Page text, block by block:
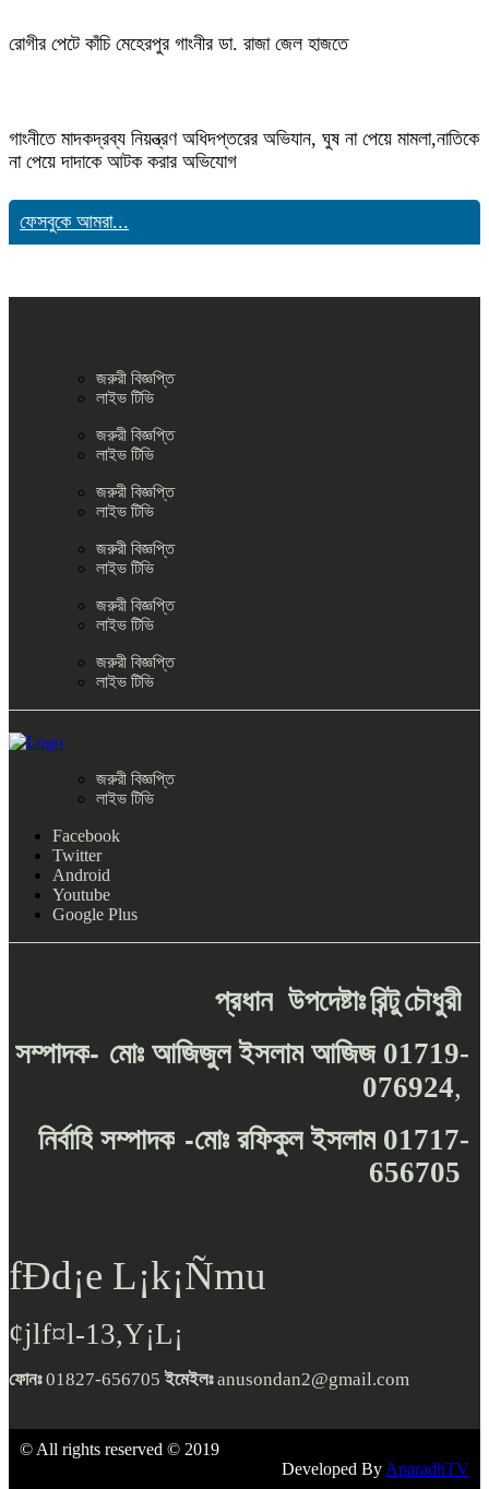
রোগীর পেটে কাঁচি মেহেরপুর গাংনীর ডা. রাজা জেল হাজতে
গাংনীতে মাদকদ্রব্য নিয়ন্ত্রণ অধিদপ্তরের অভিযান, ঘুষ না পেয়ে মামলা,নাতিকে
না পেয়ে দাদাকে আটক করার অভিযোগ
ফেসবুকে আমরা...
জরুরী বিজ্ঞপ্তি
লাইভ টিভি
জরুরী বিজ্ঞপ্তি
লাইভ টিভি
জরুরী বিজ্ঞপ্তি
লাইভ টিভি
জরুরী বিজ্ঞপ্তি
লাইভ টিভি
জরুরী বিজ্ঞপ্তি
লাইভ টিভি
জরুরী বিজ্ঞপ্তি
লাইভ টিভি
জরুরী বিজ্ঞপ্তি
লাইভ টিভি
Facebook
Twitter
Android
Youtube
Google Plus
প্রধান উপদেষ্টাঃরিন্টুচৌধুরী
সম্পাদক- মোঃ আজিজুল ইসলাম আজিজ 01719-
076924,
নির্বাহি সম্পাদক -মোঃ রফিকুল ইসলাম 01717-
656705
fÐd¡e L¡k¡Ñmu
¢jlf¤l-13,Y¡L¡
ফোনঃ01827-656705ইমেইলঃanusondan2@gmail.com
© All rights reserved © 2019
Developed By AparadhTV